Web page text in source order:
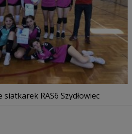
RAS6 Szydłowiec